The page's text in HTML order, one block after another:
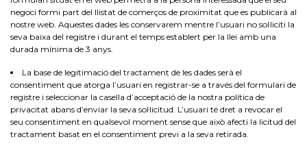
negoci formi part del llistat de comerços de proximitat que es publicarà al
nostre web. Aquestes dades les conservarem mentre l’usuari no sol·liciti la
seva baixa del registre i durant el temps establert per la llei amb una
durada mínima de 3 anys.
La base de legitimació del tractament de les dades serà el
consentiment que atorga l’usuari en registrar-se a través del formulari de
registre i seleccionar la casella d’acceptació de la nostra política de
privacitat abans d’enviar la seva sol·licitud. L’usuari té dret a revocar el
seu consentiment en qualsevol moment sense que això afecti la licitud del
tractament basat en el consentiment previ a la seva retirada.